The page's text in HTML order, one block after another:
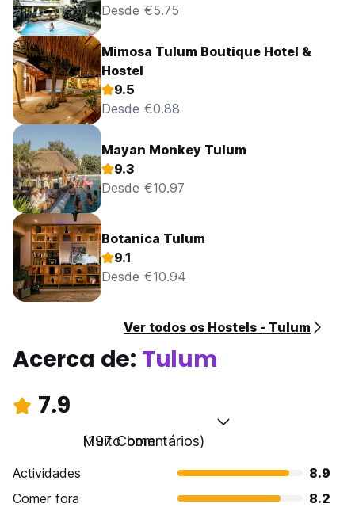
Desde €5.75
Mimosa Tulum Boutique Hotel &
Hostel
9.5
Desde €0.88
Mayan Monkey Tulum
9.3
Desde €10.97
Botanica Tulum
9.1
Desde €10.94
Ver todos os Hostels - Tulum
Acerca de: Tulum
7.9
Muito bom
(197 Comentários)
Actividades
8.9
Comer fora
8.2